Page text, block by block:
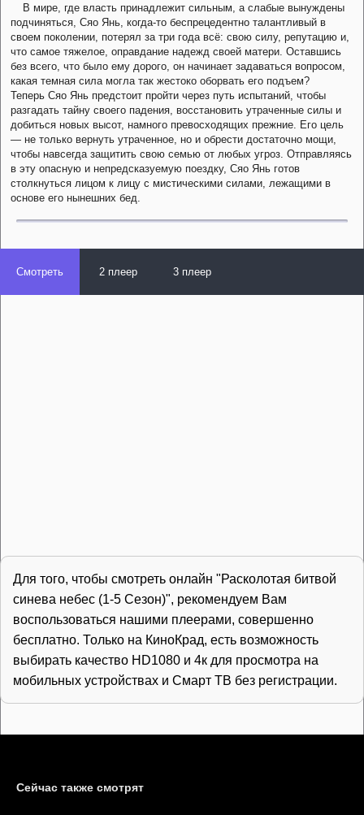
В мире, где власть принадлежит сильным, а слабые вынуждены
подчиняться, Сяо Янь, когда-то беспрецедентно талантливый в
своем поколении, потерял за три года всё: свою силу, репутацию и,
что самое тяжелое, оправдание надежд своей матери. Оставшись
без всего, что было ему дорого, он начинает задаваться вопросом,
какая темная сила могла так жестоко оборвать его подъем?
Теперь Сяо Янь предстоит пройти через путь испытаний, чтобы
разгадать тайну своего падения, восстановить утраченные силы и
добиться новых высот, намного превосходящих прежние. Его цель
— не только вернуть утраченное, но и обрести достаточно мощи,
чтобы навсегда защитить свою семью от любых угроз. Отправляясь
в эту опасную и непредсказуемую поездку, Сяо Янь готов
столкнуться лицом к лицу с мистическими силами, лежащими в
основе его нынешних бед.
Смотреть 2 плеер 3 плеер
Для того, чтобы смотреть онлайн "Расколотая битвой
синева небес (1-5 Сезон)", рекомендуем Вам
воспользоваться нашими плеерами, совершенно
бесплатно. Только на КиноКрад, есть возможность
выбирать качество HD1080 и 4к для просмотра на
мобильных устройствах и Смарт ТВ без регистрации.
Сейчас также смотрят